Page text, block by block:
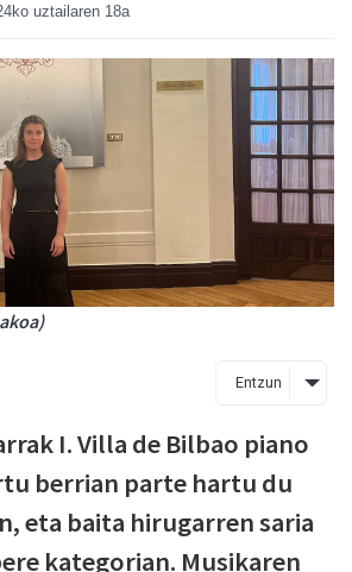
uztailaren 18a
Entzun
I. Villa de Bilbao piano
berrian parte hartu du
eta baita hirugarren saria
kategorian. Musikaren